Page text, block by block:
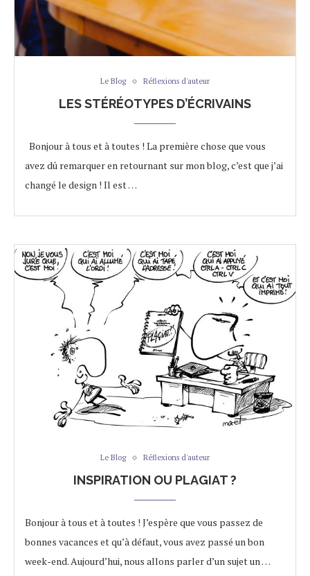
Le Blog Réflexions d'auteur
LES STÉRÉOTYPES D’ÉCRIVAINS
Bonjour à tous et à toutes ! La première chose que vous
avez dû remarquer en retournant sur mon blog, c’est que j’ai
changé le design ! Il est …
Le Blog Réflexions d'auteur
INSPIRATION OU PLAGIAT ?
Bonjour à tous et à toutes ! J’espère que vous passez de
bonnes vacances et qu’à défaut, vous avez passé un bon
week-end. Aujourd’hui, nous allons parler d’un sujet un …